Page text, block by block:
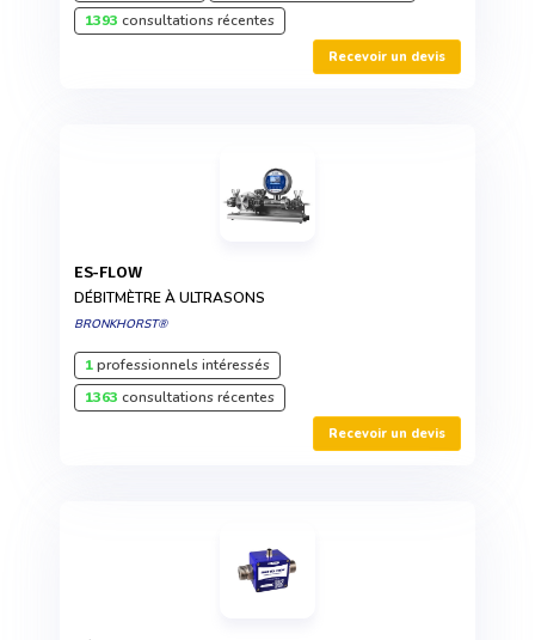
1393 consultations récentes
Recevoir un devis
ES-FLOW
DÉBITMÈTRE À ULTRASONS
BRONKHORST®
1professionnels intéressés
1363 consultations récentes
Recevoir un devis